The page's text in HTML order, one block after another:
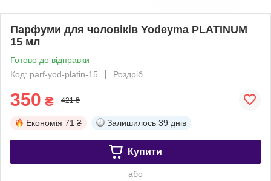
Парфуми для чоловіків Yodeyma PLATINUM
15 мл
Готово до відправки
Код: parf-yod-platin-15
Роздріб
350 ₴ 421 ₴
Економія 71 ₴ Залишилось 39 днів
Купити
або